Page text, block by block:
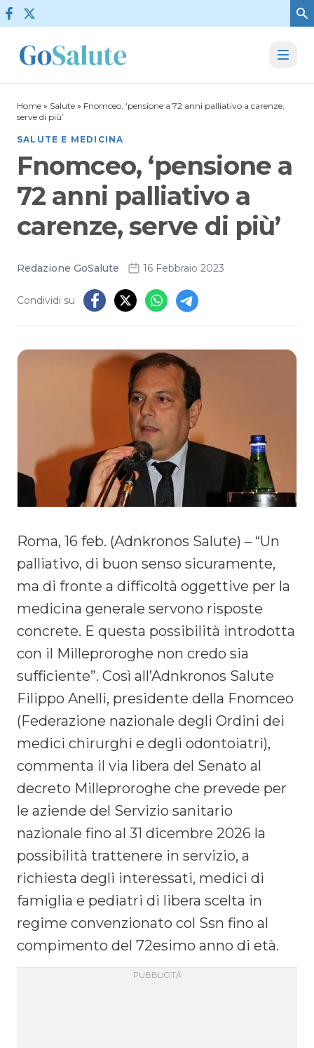
Vai al contenuto
Home » Salute » Fnomceo, ‘pensione a 72 anni palliativo a carenze,
serve di più’
SALUTE E MEDICINA
Fnomceo, ‘pensione a
72 anni palliativo a
carenze, serve di più’
Redazione GoSalute 16 Febbraio 2023
Condividi su
Roma, 16 feb. (Adnkronos Salute) – “Un
palliativo, di buon senso sicuramente,
ma di fronte a difficoltà oggettive per la
medicina generale servono risposte
concrete. E questa possibilità introdotta
con il Milleproroghe non credo sia
sufficiente”. Così all’Adnkronos Salute
Filippo Anelli, presidente della Fnomceo
(Federazione nazionale degli Ordini dei
medici chirurghi e degli odontoiatri),
commenta il via libera del Senato al
decreto Milleproroghe che prevede per
le aziende del Servizio sanitario
nazionale fino al 31 dicembre 2026 la
possibilità trattenere in servizio, a
richiesta degli interessati, medici di
famiglia e pediatri di libera scelta in
regime convenzionato col Ssn fino al
compimento del 72esimo anno di età.